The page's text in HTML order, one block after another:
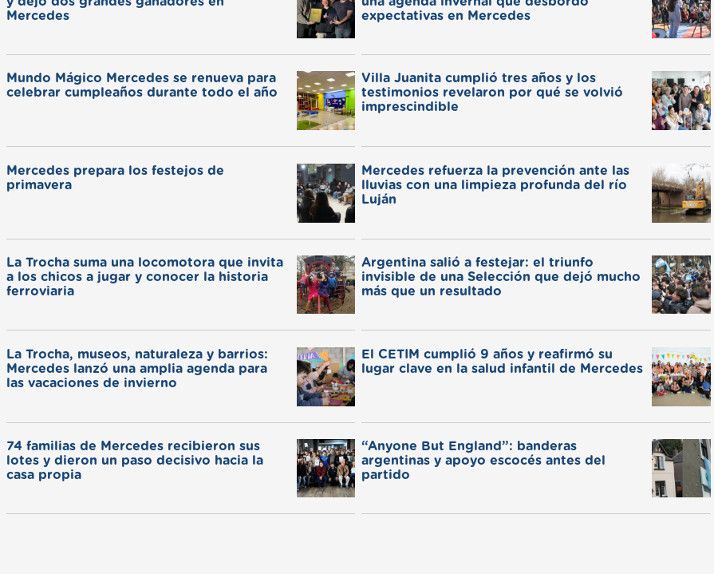
Mercedes
expectativas en Mercedes
Mundo Mágico Mercedes se renueva para
celebrar cumpleaños durante todo el año
Villa Juanita cumplió tres años y los
testimonios revelaron por qué se volvió
imprescindible
Mercedes prepara los festejos de
primavera
Mercedes refuerza la prevención ante las
lluvias con una limpieza profunda del río
Luján
La Trocha suma una locomotora que invita
a los chicos a jugar y conocer la historia
ferroviaria
Argentina salió a festejar: el triunfo
invisible de una Selección que dejó mucho
más que un resultado
La Trocha, museos, naturaleza y barrios:
Mercedes lanzó una amplia agenda para
las vacaciones de invierno
El CETIM cumplió 9 años y reafirmó su
lugar clave en la salud infantil de Mercedes
74 familias de Mercedes recibieron sus
lotes y dieron un paso decisivo hacia la
casa propia
“Anyone But England”: banderas
argentinas y apoyo escocés antes del
partido